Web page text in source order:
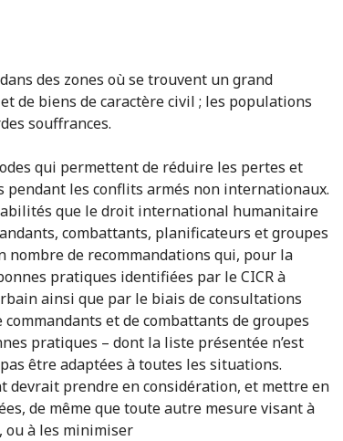
des zones où se trouvent un grand
de biens de caractère civil ; les populations
souffrances.
qui permettent de réduire les pertes et
pendant les conflits armés non internationaux.
que le droit international humanitaire
combattants, planificateurs et groupes
nombre de recommandations qui, pour la
pratiques identifiées par le CICR à
ainsi que par le biais de consultations
et de combattants de groupes
pratiques – dont la liste présentée n’est
être adaptées à toutes les situations.
devrait prendre en considération, et mettre en
de même que toute autre mesure visant à
ou à les minimiser